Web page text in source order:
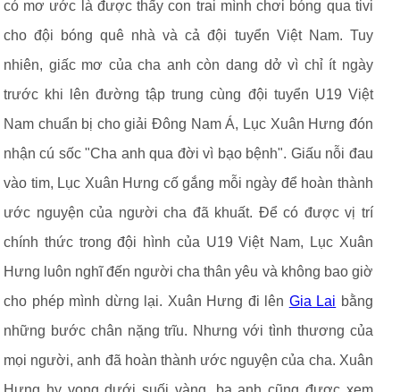
có mơ ước là được thấy con trai mình chơi bóng qua tivi
cho đội bóng quê nhà và cả đội tuyển Việt Nam. Tuy
nhiên, giấc mơ của cha anh còn dang dở vì chỉ ít ngày
trước khi lên đường tập trung cùng đội tuyển U19 Việt
Nam chuẩn bị cho giải Đông Nam Á, Lục Xuân Hưng đón
nhận cú sốc "Cha anh qua đời vì bạo bệnh". Giấu nỗi đau
vào tim, Lục Xuân Hưng cố gắng mỗi ngày để hoàn thành
ước nguyện của người cha đã khuất. Để có được vị trí
chính thức trong đội hình của U19 Việt Nam, Lục Xuân
Hưng luôn nghĩ đến người cha thân yêu và không bao giờ
cho phép mình dừng lại. Xuân Hưng đi lên Gia Lai bằng
những bước chân nặng trĩu. Nhưng với tình thương của
mọi người, anh đã hoàn thành ước nguyện của cha. Xuân